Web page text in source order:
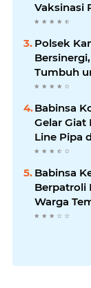
Vaksinasi
Polsek
Tumbuh
Pangan
Babinsa
Gelar
Line Pipa
Kandis
Babinsa
Berpatroli
Warga